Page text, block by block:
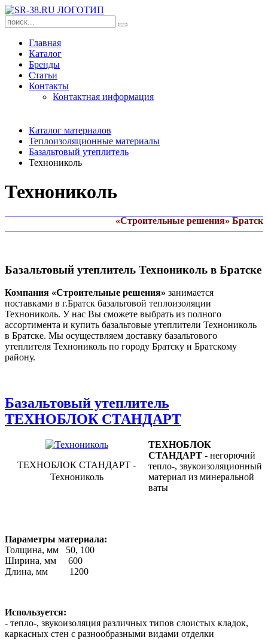
Главная
Каталог
Бренды
Статьи
Контакты
Контактная информация
Каталог материалов
Теплоизоляционные материалы
Базальтовый утеплитель
Технониколь
Технониколь
«Строительные решения» Братск
Базальтовый утеплитель Технониколь в Братске
Компания «Строительные решения» занимается
поставками в г.Братск базальтовой теплоизоляции
Технониколь. У нас Вы сможете выбрать из полного
ассортимента и купить базальтовые утеплители Технониколь
в Братске. Мы осуществляем доставку базальтового
утеплителя Технониколь по городу Братску и Братскому
району.
Базальтовый утеплитель
ТЕХНОБЛОК СТАНДАРТ
ТЕХНОБЛОК СТАНДАРТ -
Технониколь
ТЕХНОБЛОК
СТАНДАРТ - негорючий
тепло-, звукоизоляционный
материал из минеральной
ваты
Параметры материала:
Толщина, мм 50, 100
Ширина, мм 600
Длина, мм 1200
Используется:
- тепло-, звукоизоляция различных типов слоистых кладок,
каркасных стен с разнообразными видами отделки